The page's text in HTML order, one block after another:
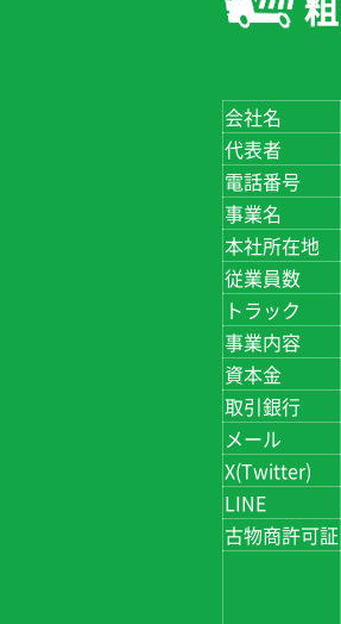
会社名
代表者
電話番号
事業名
本社所在地
従業員数
トラック
事業内容
資本金
取引銀行
メール
X(Twitter)
LINE
古物商許可証